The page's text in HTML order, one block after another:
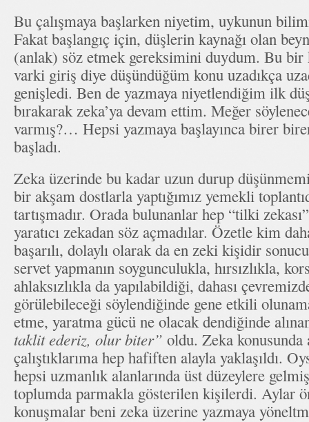
Bu çalışmaya başlarken niyetim, uykunun
Fakat başlangıç için, düşlerin kaynağı olan
(anlak) söz etmek gereksimini duydum. Bu bir
varki giriş diye düşündüğüm konu uzadıkça
genişledi. Ben de yazmaya niyetlendiğim ilk
bırakarak zeka’ya devam ettim. Meğer
varmış?… Hepsi yazmaya başlayınca birer
başladı.
Zeka üzerinde bu kadar uzun durup
bir akşam dostlarla yaptığımız yemekli
tartışmadır. Orada bulunanlar hep “tilki
yaratıcı zekadan söz açmadılar. Özetle kim
başarılı, dolaylı olarak da en zeki kişidir
servet yapmanın soygunculukla, hırsızlıkla,
ahlaksızlıkla da yapılabildiği, dahası
görülebileceği söylendiğinde gene etkili
etme, yaratma gücü ne olacak dendiğinde
taklit ederiz, olur biter” oldu. Zeka konusunda
çalıştıklarıma hep hafiften alayla yaklaşıldı.
hepsi uzmanlık alanlarında üst düzeylere
toplumda parmakla gösterilen kişilerdi. Aylar
konuşmalar beni zeka üzerine yazmaya